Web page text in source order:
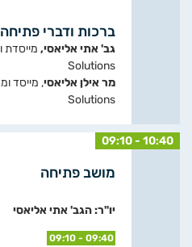
ברכות ודברי פתיחה
גב' אתי אליאסי,
Solutions
מר אילן אליאסי
Solutions
09:10 - 10:40
מושב פתיחה
יו"ר: הגב' אתי אליאסי
09:10 - 09:40